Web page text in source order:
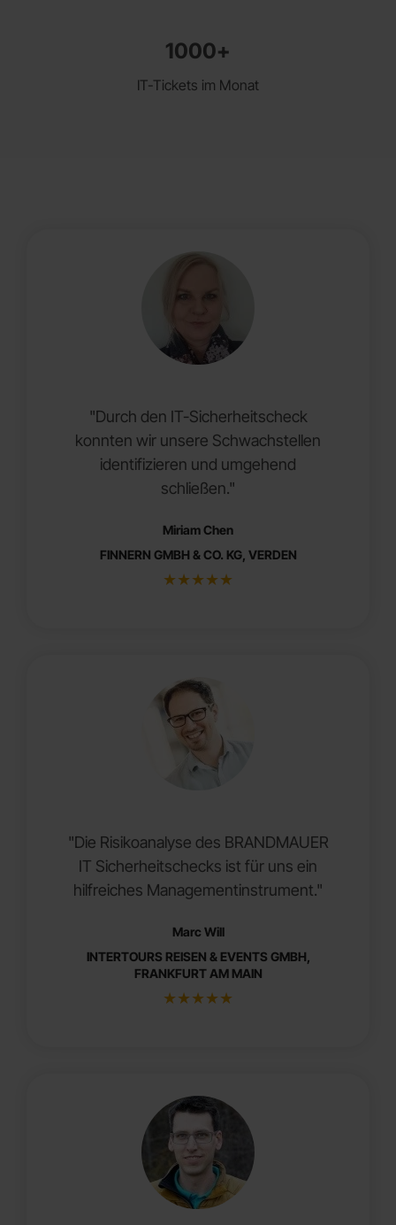
1000+
IT-Tickets im Monat
"Durch den IT-Sicherheitscheck
konnten wir unsere Schwachstellen
identifizieren und umgehend
schließen."
Miriam Chen
FINNERN GMBH & CO. KG, VERDEN
★★★★★
"Die Risikoanalyse des BRANDMAUER
IT Sicherheitschecks ist für uns ein
hilfreiches Managementinstrument."
Marc Will
INTERTOURS REISEN & EVENTS GMBH,
FRANKFURT AM MAIN
★★★★★